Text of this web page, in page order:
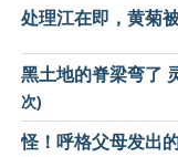
处理江在即，黄菊
黑土地的脊梁弯了
次)
怪！呼格父母发出